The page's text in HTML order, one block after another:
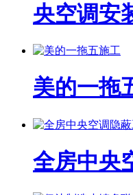
央空调安
美的一拖
全房中央